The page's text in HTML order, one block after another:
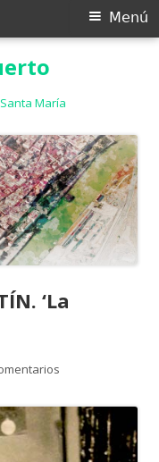
María
Menú
‘La